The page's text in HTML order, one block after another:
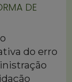
DE
do erro